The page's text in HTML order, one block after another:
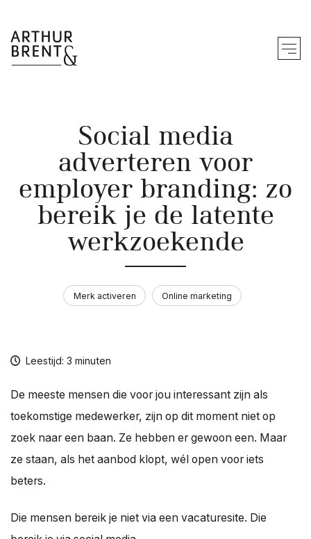
Merk bouwen
Merk doorvertalen
Merk activeren
We werken vanuit
Over ons
Contact
Social media
adverteren voor
employer branding: zo
bereik je de latente
werkzoekende
Merk activeren Online marketing
Leestijd: 3 minuten
De meeste mensen die voor jou interessant zijn als
toekomstige medewerker, zijn op dit moment niet op
zoek naar een baan. Ze hebben er gewoon een. Maar
ze staan, als het aanbod klopt, wél open voor iets
beters.
Die mensen bereik je niet via een vacaturesite. Die